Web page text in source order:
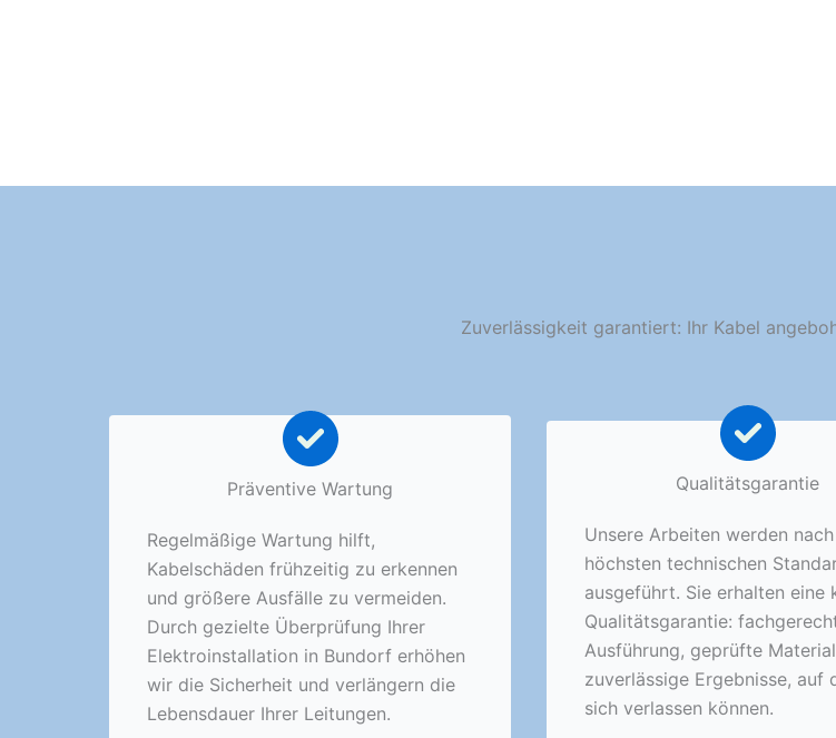
Zuverlässigkeit garantiert: Ihr Kabel
Präventive Wartung
Regelmäßige Wartung hilft,
Kabelschäden frühzeitig zu erkennen
und größere Ausfälle zu vermeiden.
Durch gezielte Überprüfung Ihrer
Elektroinstallation in Bundorf erhöhen
wir die Sicherheit und verlängern die
Lebensdauer Ihrer Leitungen.
Qualitätsgarantie
Unsere Arbeiten werden nach
höchsten technischen
ausgeführt. Sie erhalten eine
Qualitätsgarantie:
Ausführung, geprüfte
zuverlässige Ergebnisse, auf
sich verlassen können.